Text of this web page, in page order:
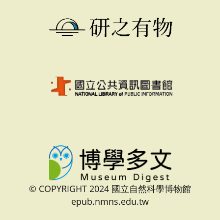
© COPYRIGHT 2024 國立自然科學博物館
epub.nmns.edu.tw